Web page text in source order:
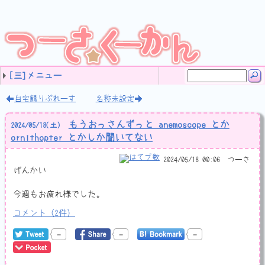
[三]メニュー
タグ
ご案内 (11)
音楽 (83)
カケラ (11)
リミックス (24)
オリジナル作品 (33)
耳コピ (4)
ノート (11)
ソフトウェア (19)
Windows (17)
Perl (1)
プログラミング (71)
HSP3 (28)
GSDK (2)
C# (22)
SlimDX (3)
チラ裏 (1)
JavaScript (1)
C++ (12)
ネットワーク (1)
計算機な日記 (159)
ソフト作り (53)
動画エンコード (3)
算数学 (6)
ボクと計算機 (51)
ケータイ (5)
プロコン (31)
未分類 (8)
サイト運営 (64)
SBカスタマイズ (4)
アクセス解析 (1)
運営方針 (14)
サイトマップ (2)
JavaScript (4)
スパム対策 (5)
HTML (4)
デザイン (7)
ウェブ拍手 (2)
adiary (12)
未分類 (5)
ネットネタ (63)
ナントカ検定 (3)
バトン (11)
ナントカ診断 (11)
Webスクラップ (28)
動画 (9)
ゲーム日記 (64)
画面撮影 (2)
未分類 (20)
DJMAX (8)
ぷよフィ (2)
クリボー (2)
フラッシュ系 (3)
LunaticRave (10)
TopCoder (11)
JOYSOUND (5)
Web開発 (4)
PHP (2)
GoogleCloudPlatform (1)
のんびり日記 (348)
のんびり日記 (129)
お出かけ (47)
ココロノウチガワ (77)
受験勉強 (19)
大学 (30)
サークル (40)
仕事観 (3)
レビュー (46)
音楽 (13)
小説 (4)
アニメ (14)
ラノベ (5)
コミック (4)
ゲーム (6)
独り言 (42)
未分類 (15)
(none) (21)
最近の記事
9月のカラオケ🎤まとめ
8月のカラオケ🎤まとめ
2024-08-07
田村ゆかりさんのライブツアー LOVE ♡ LIVE 2024 *Honey
LIVE JUNGLE 2024 SAFARI 01,02 (三重県営サンアリーナ)
今週は特に生産的なことはしなかった
ぱねりあ OST!
名称未設定
もうおっさんずっと anemoscope とか ornithopter とかし
自宅鯖りぷれーす
値のビット幅を拡縮するとき
自宅鯖その後
C++20のコルーチンでタスクシステム(？)作ってみた
フレッツ光クロスを今すぐに契約すべきではない2つの理由
JavaScript 非同期処理
C++でJSONを読み書き
自宅鯖りぷれーす 名称未設定
2024/05/18(土)
もうおっさんずっと anemoscope とか
ornithopter とかしか聞いてない
2024/05/18 00:06 つーさ
げんかい
今週もお疲れ様でした。
コメント （2件）
- - -